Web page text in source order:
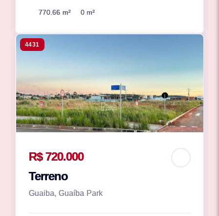
770.66 m² 0 m²
4431
R$ 720.000
Terreno
Guaiba, Guaíba Park